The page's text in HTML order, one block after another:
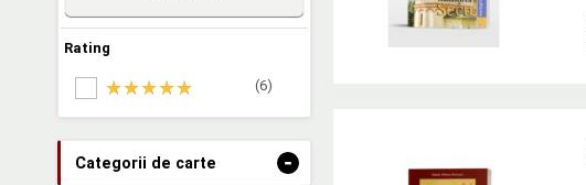
Rating
(6)
Categorii de carte -